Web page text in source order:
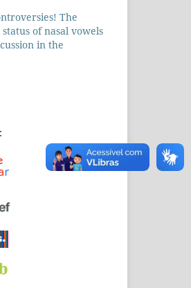
The
of nasal vowels
in the